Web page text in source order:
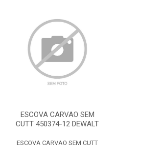
ESCOVA CARVAO SEM
CUTT 450374-12 DEWALT
ESCOVA CARVAO SEM CUTT